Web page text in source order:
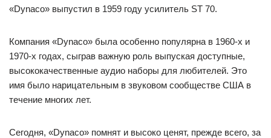
«Dynaco» выпустил в 1959 году усилитель ST 70.
Компания «Dynaco» была особенно популярна в 1960-х и
1970-х годах, сыграв важную роль выпуская доступные,
высококачественные аудио наборы для любителей. Это
имя было нарицательным в звуковом сообществе США в
течение многих лет.
Сегодня, «Dynaco» помнят и высоко ценят, прежде всего, за